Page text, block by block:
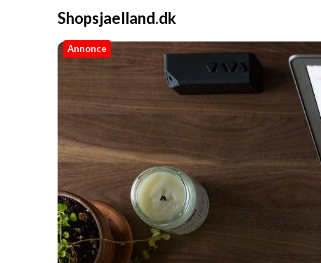
Shopsjaelland.dk
Annonce